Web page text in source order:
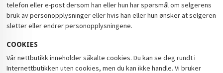
telefon eller e-post dersom han eller hun har spørsmål om selgerens
bruk av personopplysninger eller hvis han eller hun ønsker at selgeren
sletter eller endrer personopplysningene.
COOKIES
Vår nettbutikk inneholder såkalte cookies. Du kan se deg rundt i
Internettbutikken uten cookies, men du kan ikke handle. Vi bruker